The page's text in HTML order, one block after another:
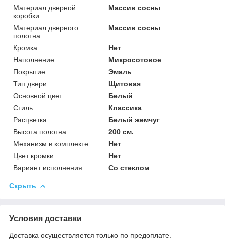
Материал дверной
коробки
Массив сосны
Материал дверного
полотна
Массив сосны
Кромка
Нет
Наполнение
Микросотовое
Покрытие
Эмаль
Тип двери
Щитовая
Основной цвет
Белый
Стиль
Классика
Расцветка
Белый жемчуг
Высота полотна
200 см.
Механизм в комплекте
Нет
Цвет кромки
Нет
Вариант исполнения
Со стеклом
Скрыть
Условия доставки
Доставка осуществляется только по предоплате.